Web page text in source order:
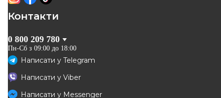
-15 %
ADRIAUTO
Трос ручного гальма
(частина до важеля ручника)
Контакти
0 800 209 780
Пн-Сб з 09:00 до 18:00
Написати у Telegram
Написати у Viber
Написати у Messenger